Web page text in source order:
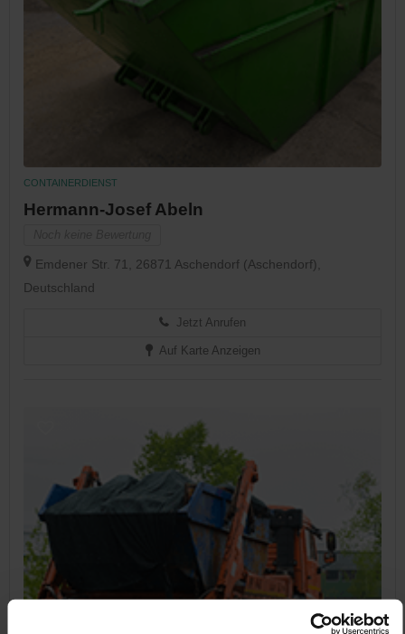
CONTAINERDIENST
Hermann-Josef Abeln
Emdener Str. 71, 26871 Aschendorf (Aschendorf),
Deutschland
Jetzt Anrufen
Auf Karte Anzeigen